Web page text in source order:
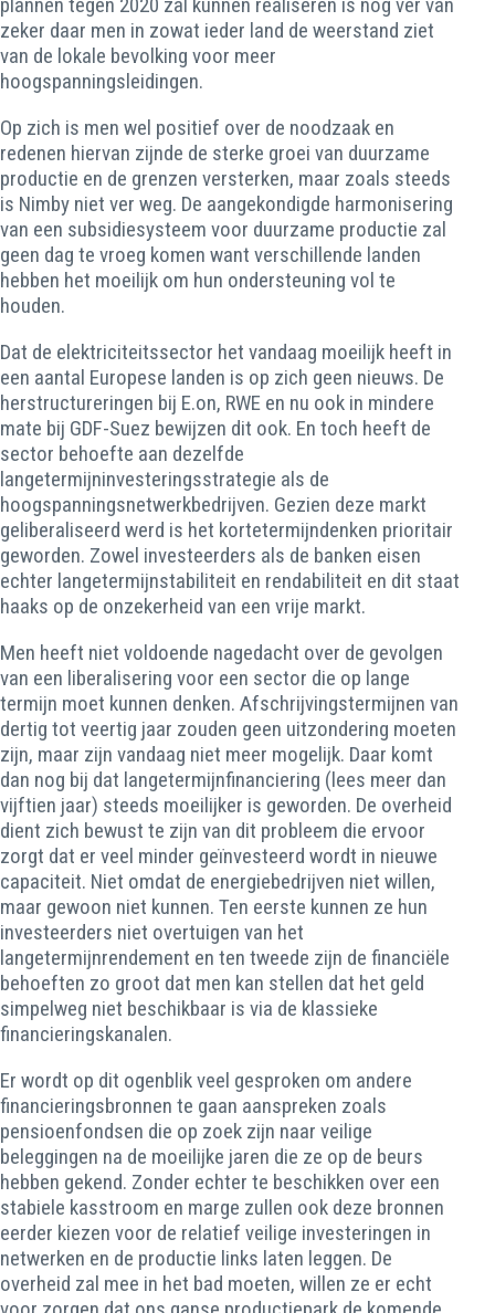
zeker daar men in zowat ieder land de weerstand ziet
van de lokale bevolking voor meer
hoogspanningsleidingen.
Op zich is men wel positief over de noodzaak en
redenen hiervan zijnde de sterke groei van duurzame
productie en de grenzen versterken, maar zoals steeds
is Nimby niet ver weg. De aangekondigde harmonisering
van een subsidiesysteem voor duurzame productie zal
geen dag te vroeg komen want verschillende landen
hebben het moeilijk om hun ondersteuning vol te
houden.
Dat de elektriciteitssector het vandaag moeilijk heeft in
een aantal Europese landen is op zich geen nieuws. De
herstructureringen bij E.on, RWE en nu ook in mindere
mate bij GDF-Suez bewijzen dit ook. En toch heeft de
sector behoefte aan dezelfde
langetermijninvesteringsstrategie als de
hoogspanningsnetwerkbedrijven. Gezien deze markt
geliberaliseerd werd is het kortetermijndenken prioritair
geworden. Zowel investeerders als de banken eisen
echter langetermijnstabiliteit en rendabiliteit en dit staat
haaks op de onzekerheid van een vrije markt.
Men heeft niet voldoende nagedacht over de gevolgen
van een liberalisering voor een sector die op lange
termijn moet kunnen denken. Afschrijvingstermijnen van
dertig tot veertig jaar zouden geen uitzondering moeten
zijn, maar zijn vandaag niet meer mogelijk. Daar komt
dan nog bij dat langetermijnfinanciering (lees meer dan
vijftien jaar) steeds moeilijker is geworden. De overheid
dient zich bewust te zijn van dit probleem die ervoor
zorgt dat er veel minder geïnvesteerd wordt in nieuwe
capaciteit. Niet omdat de energiebedrijven niet willen,
maar gewoon niet kunnen. Ten eerste kunnen ze hun
investeerders niet overtuigen van het
langetermijnrendement en ten tweede zijn de financiële
behoeften zo groot dat men kan stellen dat het geld
simpelweg niet beschikbaar is via de klassieke
financieringskanalen.
Er wordt op dit ogenblik veel gesproken om andere
financieringsbronnen te gaan aanspreken zoals
pensioenfondsen die op zoek zijn naar veilige
beleggingen na de moeilijke jaren die ze op de beurs
hebben gekend. Zonder echter te beschikken over een
stabiele kasstroom en marge zullen ook deze bronnen
eerder kiezen voor de relatief veilige investeringen in
netwerken en de productie links laten leggen. De
overheid zal mee in het bad moeten, willen ze er echt